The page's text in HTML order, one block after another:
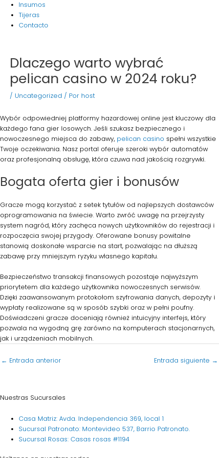
Insumos
Tijeras
Contacto
Dlaczego warto wybrać
pelican casino w 2024 roku?
/ Uncategorized / Por host
Wybór odpowiedniej platformy hazardowej online jest kluczowy dla
każdego fana gier losowych. Jeśli szukasz bezpiecznego i
nowoczesnego miejsca do zabawy, pelican casino spełni wszystkie
Twoje oczekiwania. Nasz portal oferuje szeroki wybór automatów
oraz profesjonalną obsługę, która czuwa nad jakością rozgrywki.
Bogata oferta gier i bonusów
Gracze mogą korzystać z setek tytułów od najlepszych dostawców
oprogramowania na świecie. Warto zwróć uwagę na przejrzysty
system nagród, który zachęca nowych użytkowników do rejestracji i
rozpoczęcia swojej przygody. Oferowane bonusy powitalne
stanowią doskonałe wsparcie na start, pozwalając na dłuższą
zabawę przy mniejszym ryzyku własnego kapitału.
Bezpieczeństwo transakcji finansowych pozostaje najwyższym
priorytetem dla każdego użytkownika nowoczesnych serwisów.
Dzięki zaawansowanym protokołom szyfrowania danych, depozyty i
wypłaty realizowane są w sposób szybki oraz w pełni poufny.
Doświadczeni gracze doceniają również intuicyjny interfejs, który
pozwala na wygodną grę zarówno na komputerach stacjonarnych,
jak i urządzeniach mobilnych.
← Entrada anterior Entrada siguiente →
Nuestras Sucursales
Casa Matriz: Avda. Independencia 369, local 1
Sucursal Patronato: Montevideo 537, Barrio Patronato.
Sucursal Rosas: Casas rosas #1194